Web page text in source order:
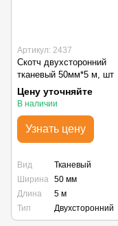
Артикул: 2437
Скотч двухсторонний
тканевый 50мм*5 м, шт
Цену уточняйте
В наличии
Узнать цену
Вид
Тканевый
Ширина 50 мм
Длина
5 м
Тип
Двухсторонний